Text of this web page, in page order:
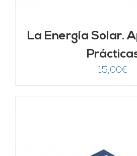
La Energía Solar.
15,00€